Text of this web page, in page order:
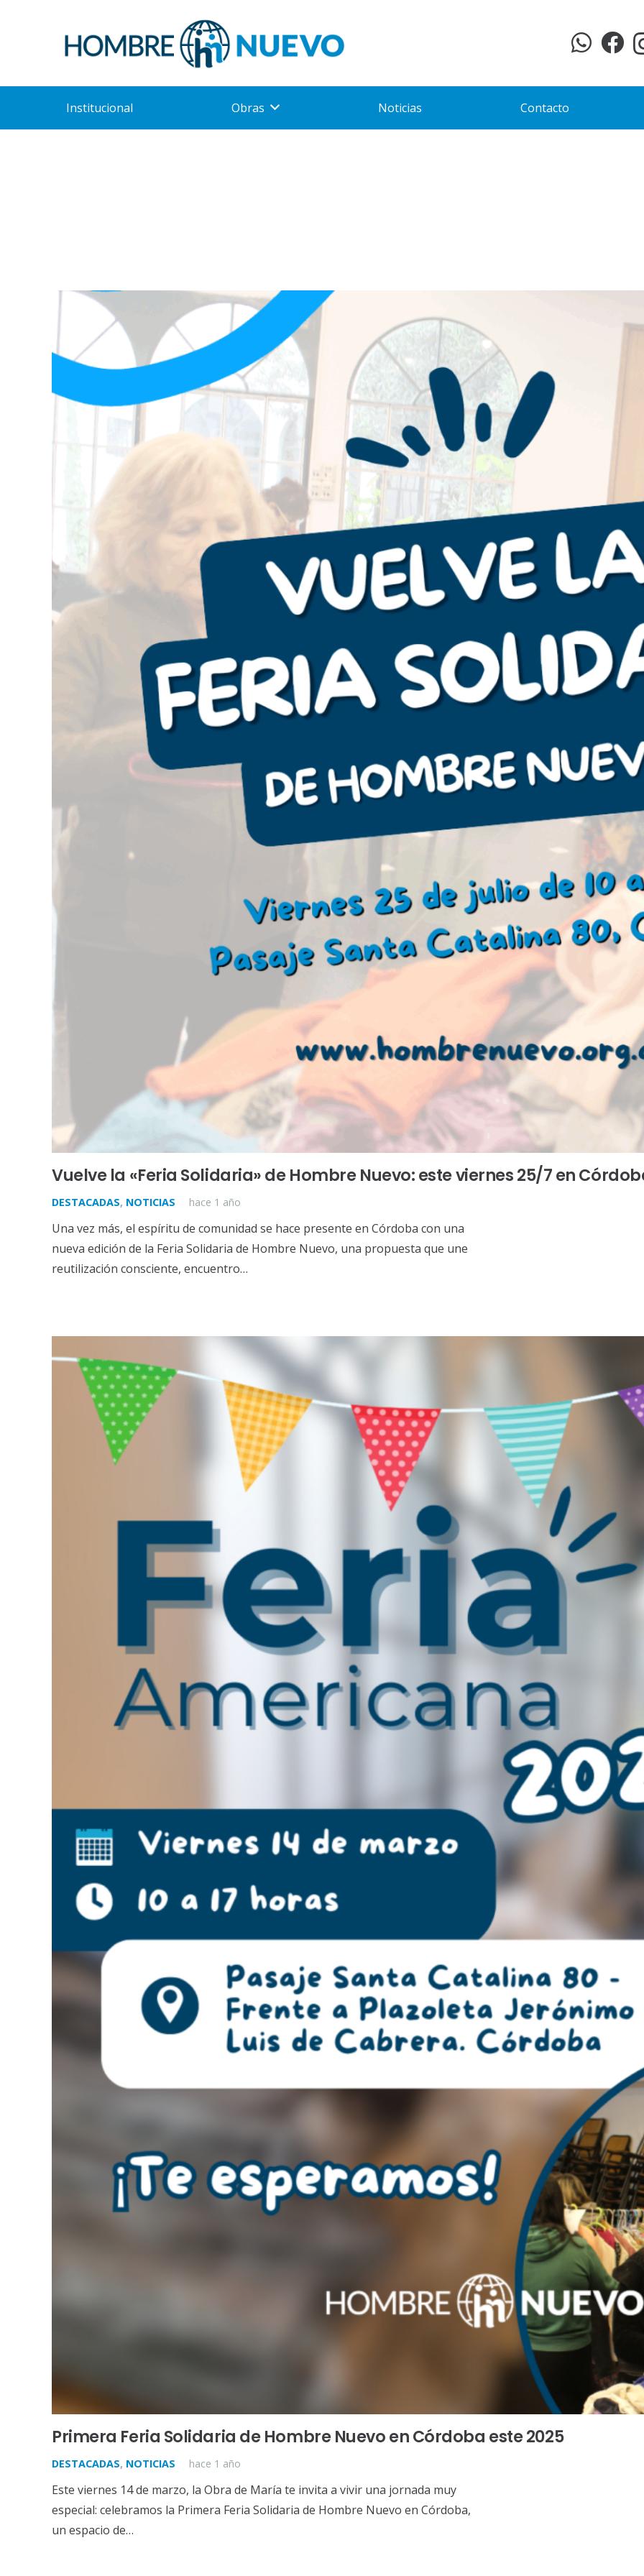
Institucional Obras Noticias Contacto
Vuelve la «Feria Solidaria» de Hombre Nuevo: este viernes 25/7 en
DESTACADAS, NOTICIAS hace 1 año
Una vez más, el espíritu de comunidad se hace presente en Córdoba con una
nueva edición de la Feria Solidaria de Hombre Nuevo, una propuesta que une
reutilización consciente, encuentro…
Primera Feria Solidaria de Hombre Nuevo en Córdoba este 2025
DESTACADAS, NOTICIAS hace 1 año
Este viernes 14 de marzo, la Obra de María te invita a vivir una jornada muy
especial: celebramos la Primera Feria Solidaria de Hombre Nuevo en Córdoba,
un espacio de…